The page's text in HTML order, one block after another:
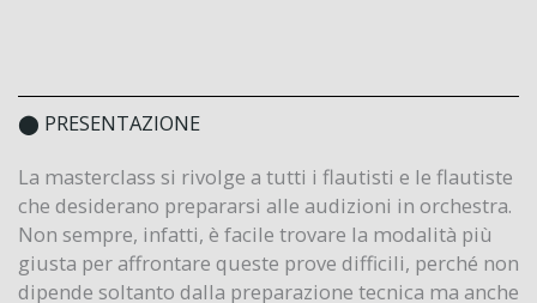
⬤ PRESENTAZIONE
La masterclass si rivolge a tutti i flautisti e le flautiste
che desiderano prepararsi alle audizioni in orchestra.
Non sempre, infatti, è facile trovare la modalità più
giusta per affrontare queste prove difficili, perché non
dipende soltanto dalla preparazione tecnica ma anche